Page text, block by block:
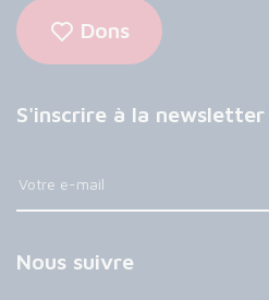
Dons
S'inscrire à la newsletter
Nous suivre